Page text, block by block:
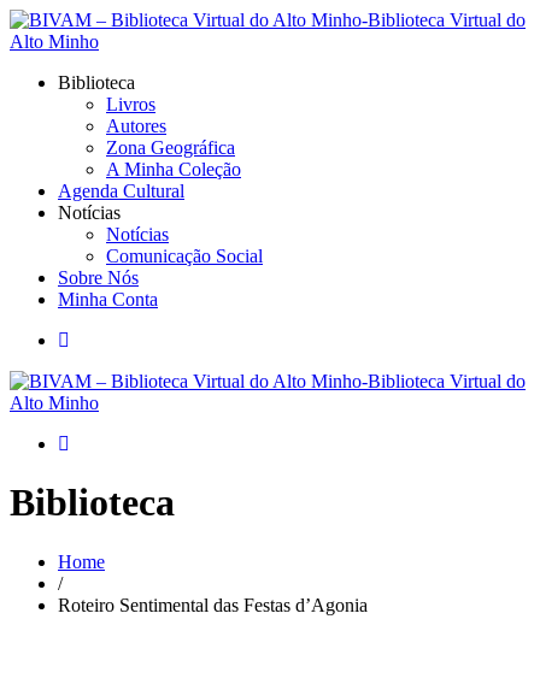
Biblioteca
Livros
Autores
Zona Geográfica
A Minha Coleção
Agenda Cultural
Notícias
Notícias
Comunicação Social
Sobre Nós
Minha Conta
Biblioteca
Home
/
Roteiro Sentimental das Festas d’Agonia